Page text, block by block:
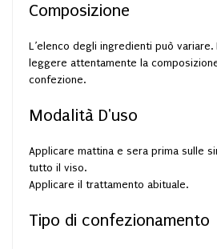
Composizione
L’elenco degli ingredienti può variare.
leggere attentamente la
confezione.
Modalità D'uso
Applicare mattina e sera prima sulle
tutto il viso.
Applicare il trattamento abituale.
Tipo di confezionamento